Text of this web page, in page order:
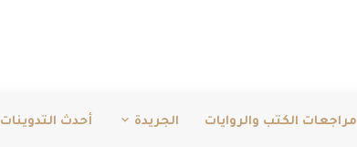
مراجعات الكتب والروايات الجريدة أحدث التدوينات